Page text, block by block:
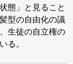
態」と見ること
型の自由化の議
生徒の自立権の
る。